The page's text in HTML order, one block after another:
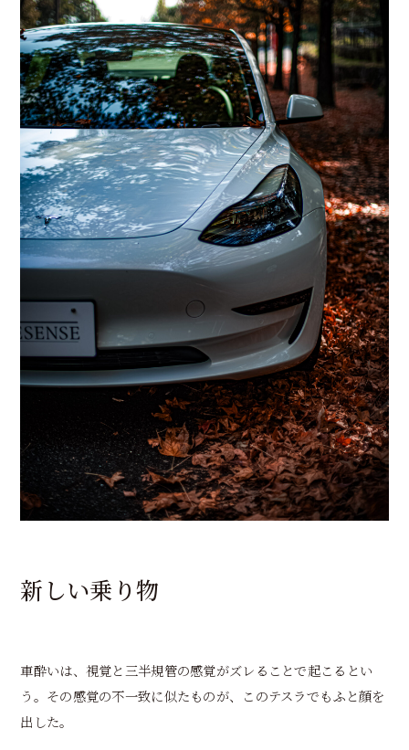
新しい乗り物
車酔いは、視覚と三半規管の感覚がズレることで起こるとい
う。その感覚の不一致に似たものが、このテスラでもふと顔を
出した。